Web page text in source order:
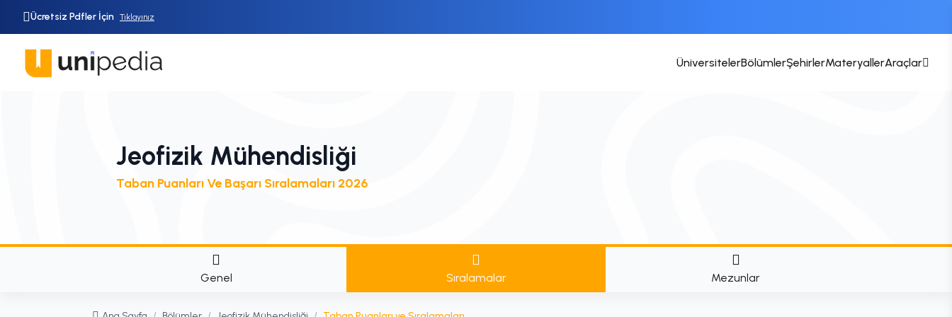
Ücretsiz Pdfler İçin Tıklayınız
ÜniversitelerBölümlerŞehirlerMateryallerAraçlar
Jeofizik Mühendisliği
Taban Puanları Ve Başarı Sıralamaları 2026
Genel Sıralamalar Mezunlar